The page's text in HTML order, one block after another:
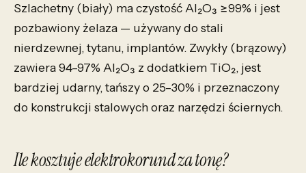
Szlachetny (biały) ma czystość Al₂O₃ ≥99% i jest
pozbawiony żelaza — używany do stali
nierdzewnej, tytanu, implantów. Zwykły (brązowy)
zawiera 94–97% Al₂O₃ z dodatkiem TiO₂, jest
bardziej udarny, tańszy o 25–30% i przeznaczony
do konstrukcji stalowych oraz narzędzi ściernych.
Ile kosztuje elektrokorund za tonę?